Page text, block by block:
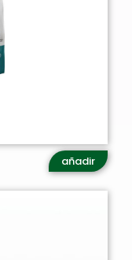
añadir